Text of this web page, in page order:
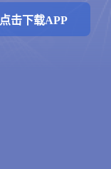
点击下载APP